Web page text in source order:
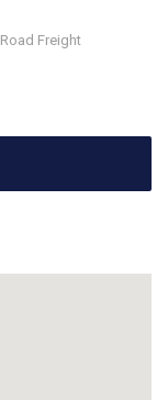
Road Freight